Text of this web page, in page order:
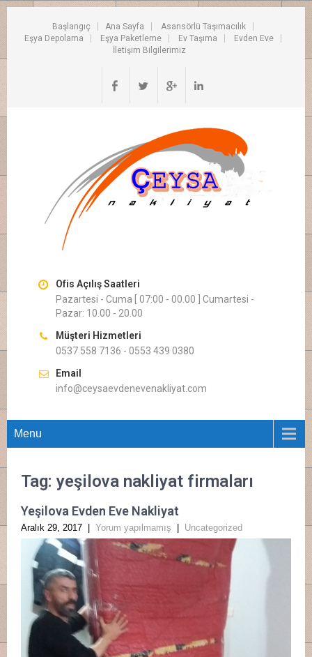
Başlangıç Ana Sayfa
Asansörlü Taşımacılık
Eşya Depolama
Eşya Paketleme Ev Taşıma
Evden Eve
İletişim Bilgilerimiz
Ofis Açılış Saatleri
Pazartesi - Cuma [ 07:00 - 00.00 ] Cumartesi -
Pazar: 10.00 - 20.00
Müşteri Hizmetleri
0537 558 7136 - 0553 439 0380
Email
info@ceysaevdenevenakliyat.com
Menu
Tag: yeşilova nakliyat firmaları
Yeşilova Evden Eve Nakliyat
Aralık 29, 2017 Yorum yapılmamış Uncategorized